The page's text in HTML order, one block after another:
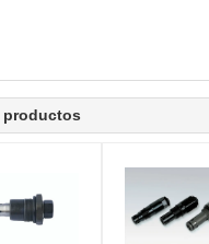
productos